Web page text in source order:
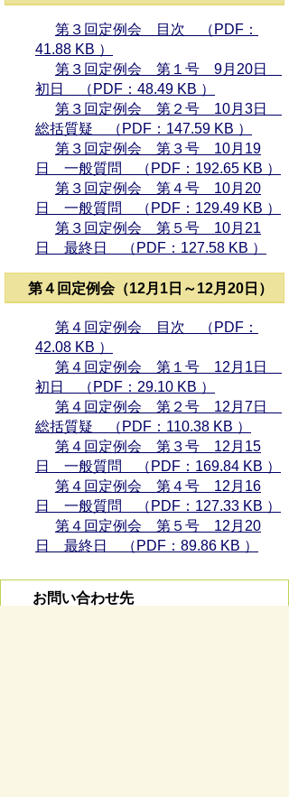
第３回定例会 目次 （PDF：
41.88 KB ）
第３回定例会 第１号 9月20日
初日 （PDF：48.49 KB ）
第３回定例会 第２号 10月3日
総括質疑 （PDF：147.59 KB ）
第３回定例会 第３号 10月19
日 一般質問 （PDF：192.65 KB ）
第３回定例会 第４号 10月20
日 一般質問 （PDF：129.49 KB ）
第３回定例会 第５号 10月21
日 最終日 （PDF：127.58 KB ）
第４回定例会（12月1日～12月20日）
第４回定例会 目次 （PDF：
42.08 KB ）
第４回定例会 第１号 12月1日
初日 （PDF：29.10 KB ）
第４回定例会 第２号 12月7日
総括質疑 （PDF：110.38 KB ）
第４回定例会 第３号 12月15
日 一般質問 （PDF：169.84 KB ）
第４回定例会 第４号 12月16
日 一般質問 （PDF：127.33 KB ）
第４回定例会 第５号 12月20
日 最終日 （PDF：89.86 KB ）
お問い合わせ先